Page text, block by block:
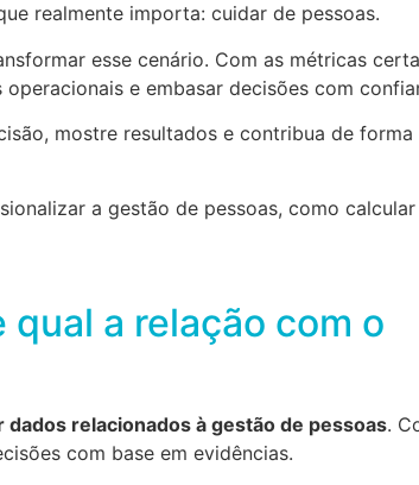
realmente importa: cuidar de pessoas.
esse cenário. Com as métricas
e embasar decisões com
mostre resultados e contribua de forma
a gestão de pessoas, como
qual a relação com o
relacionados à gestão de pessoas.
com base em evidências.